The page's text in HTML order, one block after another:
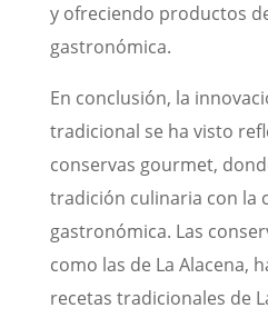
y ofreciendo productos
gastronómica.
En conclusión, la
tradicional se ha visto
conservas gourmet,
tradición culinaria con la
gastronómica. Las
como las de La Alacena,
recetas tradicionales de